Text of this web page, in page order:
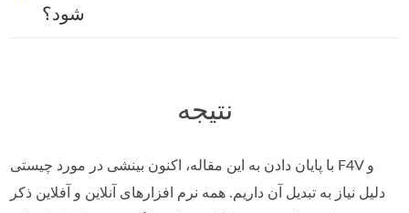
شود؟
نتیجه
با پایان دادن به این مقاله، اکنون بینشی در مورد چیستی F4V و
دلیل نیاز به تبدیل آن داریم. همه نرم افزارهای آنلاین و آفلاین ذکر